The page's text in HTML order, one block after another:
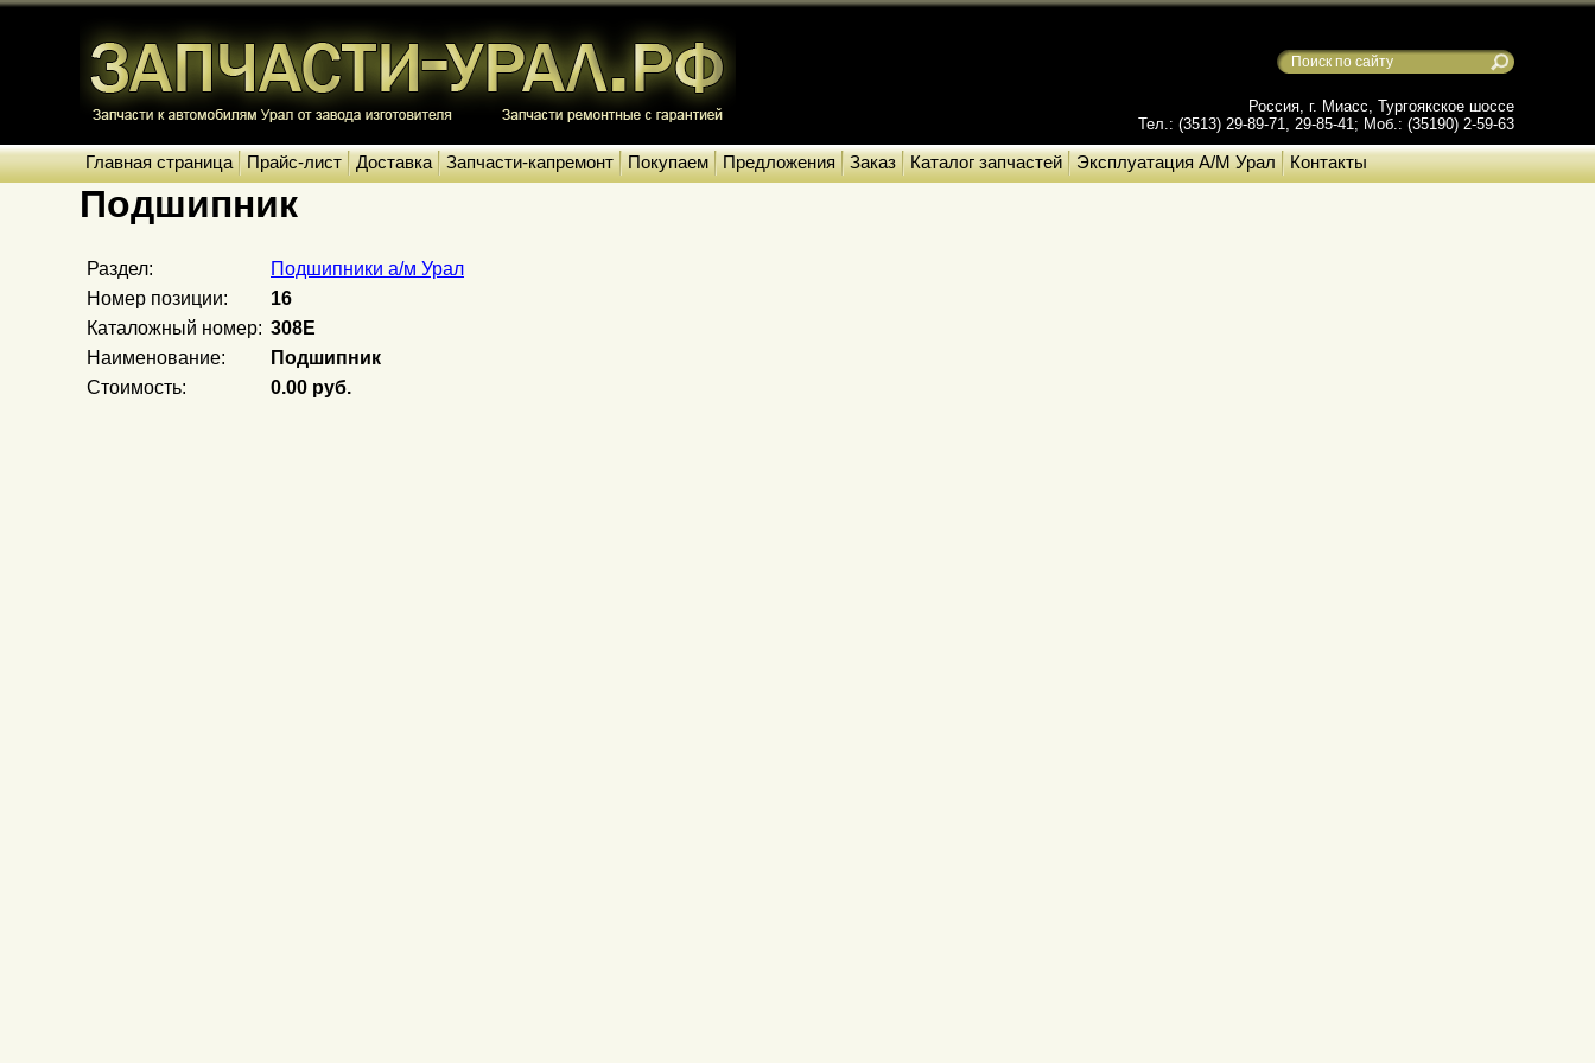
Россия, г. Миасс, Тургоякское шоссе
Тел.: (3513) 29-89-71, 29-85-41; Моб.: (35190) 2-59-63
Главная страница Прайс-лист Доставка Запчасти-капремонт Покупаем Предложения Заказ Каталог запчастей Эксплуатация А/М Урал Контакты
Подшипник
Раздел:
Подшипники а/м Урал
Номер позиции:
16
Каталожный номер: 308Е
Наименование:
Подшипник
Стоимость:
0.00 руб.